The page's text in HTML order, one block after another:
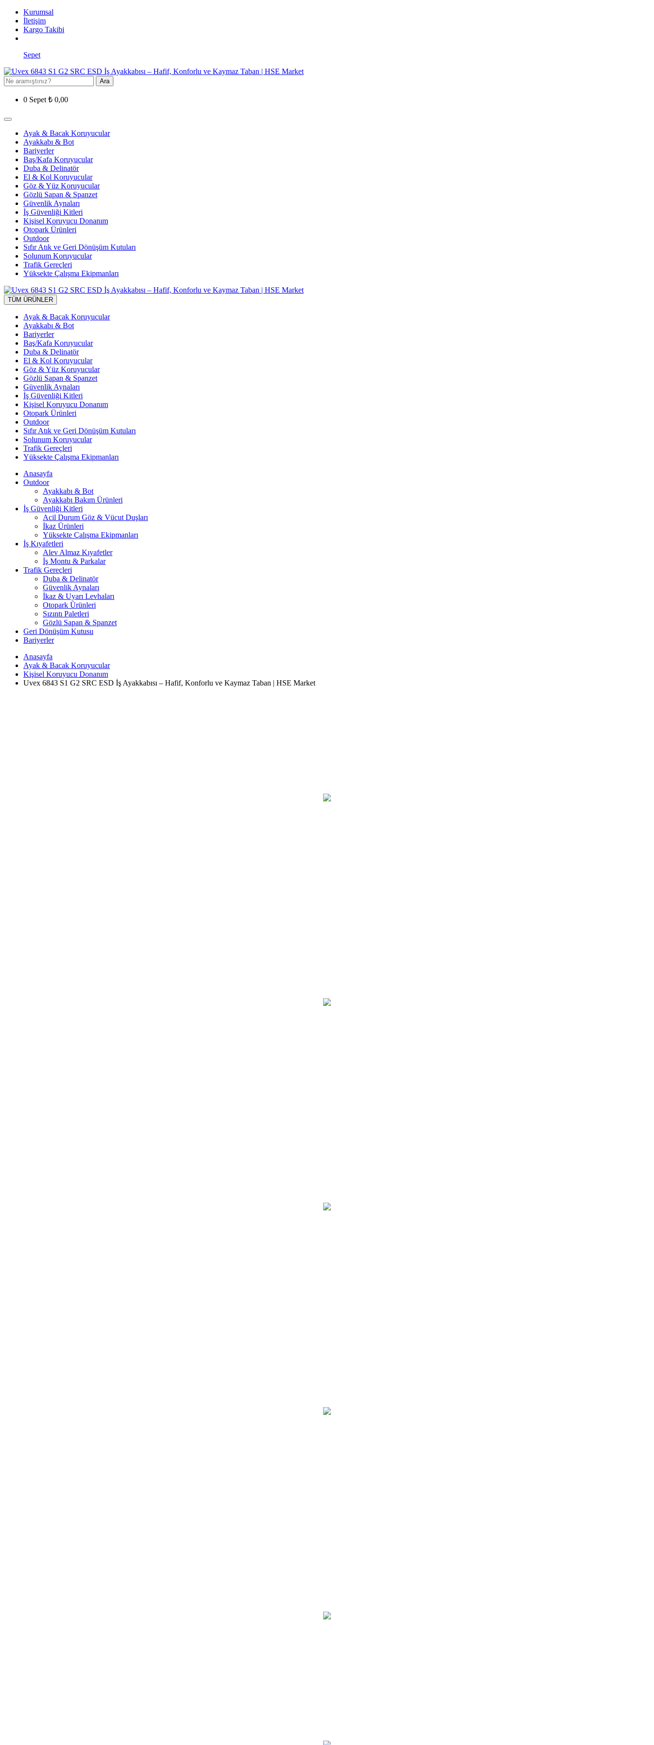
Kurumsal
İletişim
Kargo Takibi
Sepet
Ara
0 Sepet ₺ 0,00
Ayak & Bacak Koruyucular
Ayakkabı & Bot
Bariyerler
Baş/Kafa Koruyucular
Duba & Delinatör
El & Kol Koruyucular
Göz & Yüz Koruyucular
Gözlü Sapan & Spanzet
Güvenlik Aynaları
İş Güvenliği Kitleri
Kişisel Koruyucu Donanım
Otopark Ürünleri
Outdoor
Sıfır Atık ve Geri Dönüşüm Kutuları
Solunum Koruyucular
Trafik Gereçleri
Yüksekte Çalışma Ekipmanları
TÜM ÜRÜNLER
Ayak & Bacak Koruyucular
Ayakkabı & Bot
Bariyerler
Baş/Kafa Koruyucular
Duba & Delinatör
El & Kol Koruyucular
Göz & Yüz Koruyucular
Gözlü Sapan & Spanzet
Güvenlik Aynaları
İş Güvenliği Kitleri
Kişisel Koruyucu Donanım
Otopark Ürünleri
Outdoor
Sıfır Atık ve Geri Dönüşüm Kutuları
Solunum Koruyucular
Trafik Gereçleri
Yüksekte Çalışma Ekipmanları
Anasayfa
Outdoor
Ayakkabı & Bot
Ayakkabı Bakım Ürünleri
İş Güvenliği Kitleri
Acil Durum Göz & Vücut Duşları
İkaz Ürünleri
Yüksekte Çalışma Ekipmanları
İş Kıyafetleri
Alev Almaz Kıyafetler
İş Montu & Parkalar
Trafik Gereçleri
Duba & Delinatör
Güvenlik Aynaları
İkaz & Uyarı Levhaları
Otopark Ürünleri
Sızıntı Paletleri
Gözlü Sapan & Spanzet
Geri Dönüşüm Kutusu
Bariyerler
Anasayfa
Ayak & Bacak Koruyucular
Kişisel Koruyucu Donanım
Uvex 6843 S1 G2 SRC ESD İş Ayakkabısı – Hafif, Konforlu ve Kaymaz Taban | HSE Market